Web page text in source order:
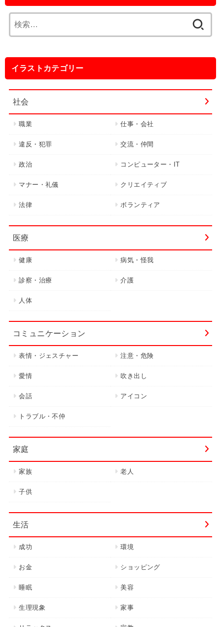
索:
イラストカテゴリー
社会
職業 仕事・会社
違反・犯罪 交流・仲間
政治 コンピューター・IT
マナー・礼儀 クリエイティブ
法律 ボランティア
医療
健康 病気・怪我
診察・治療 介護
人体
コミュニケーション
表情・ジェスチャー 注意・危険
愛情 吹き出し
会話 アイコン
トラブル・不仲
家庭
家族 老人
子供
生活
成功 環境
お金 ショッピング
睡眠 美容
生理現象 家事